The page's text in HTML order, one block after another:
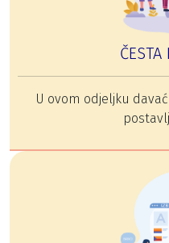
U ovom odjeljku